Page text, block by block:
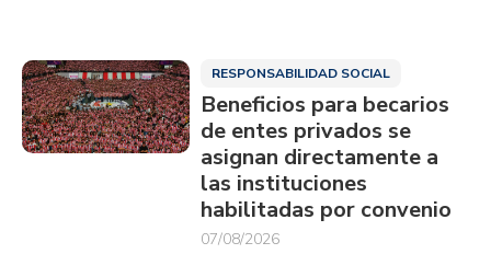
RESPONSABILIDAD SOCIAL
Beneficios para becarios
de entes privados se
asignan directamente a
las instituciones
habilitadas por convenio
07/08/2026